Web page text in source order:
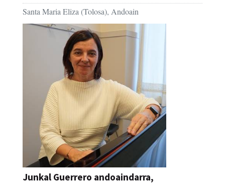
Santa Maria Eliza (Tolosa), Andoain
Junkal Guerrero andoaindarra,